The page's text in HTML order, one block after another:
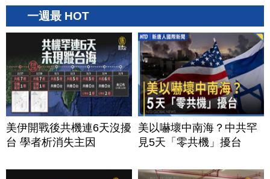
一週最 HOT
美伊開戰後共機連6天沒擾
台 學者析消失主因
美以嚇壞中南海？中共罕
見5天「零共機」擾台